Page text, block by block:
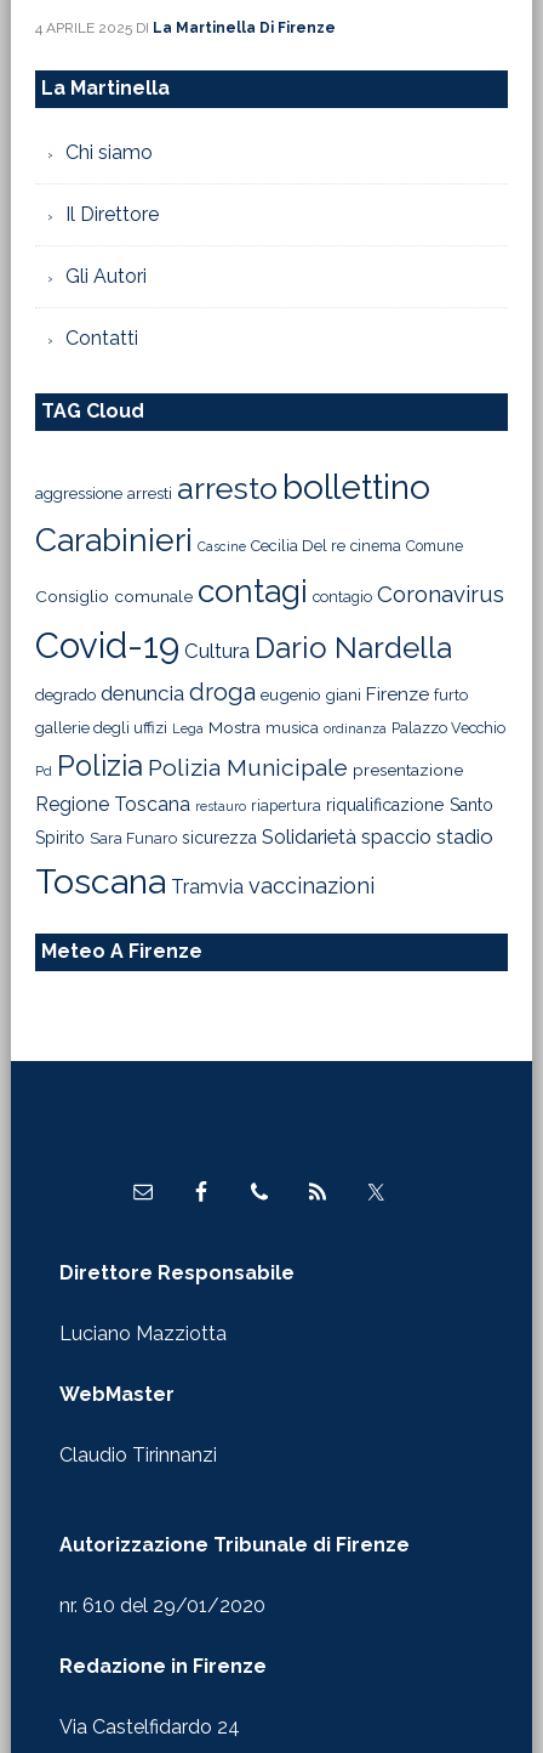
4 APRILE 2025DI La Martinella Di Firenze
La Martinella
Chi siamo
Il Direttore
Gli Autori
Contatti
TAG Cloud
aggressione arresti arresto bollettino
Carabinieri Cascine Cecilia Del re cinema Comune
Consiglio comunale contagi contagio Coronavirus
Covid-19 Cultura Dario Nardella
degrado denuncia droga eugenio giani Firenze furto
gallerie degli uffizi Lega Mostra musica ordinanza Palazzo Vecchio
Pd Polizia Polizia Municipale presentazione
Regione Toscana restauro riapertura riqualificazione Santo
Spirito Sara Funaro sicurezza Solidarietà spaccio stadio
Toscana Tramvia vaccinazioni
Meteo A Firenze
Direttore Responsabile
Luciano Mazziotta
WebMaster
Claudio Tirinnanzi
Autorizzazione Tribunale di Firenze
nr. 610 del 29/01/2020
Redazione in Firenze
Via Castelfidardo 24